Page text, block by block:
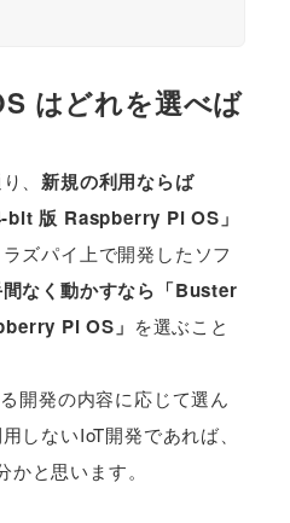
はどれを選べば
、 新規の利用ならば
bit 版 Raspberry Pi OS」
ズパイ上で開発したソフ
なく動かすなら「Buster
Pi OS」 を選ぶこと
開発の内容に応じて選ん
しないIoT開発であれば、
と思います。